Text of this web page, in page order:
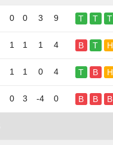
0 0 3 9 T T T
1 1 1 4 B T H
1 1 0 4 T B H
0 3 -4 0 B B B